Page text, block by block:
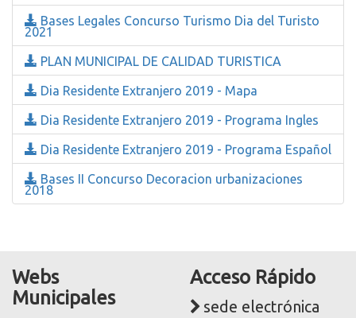
Bases Legales Concurso Turismo Dia del Turisto
2021
PLAN MUNICIPAL DE CALIDAD TURISTICA
Dia Residente Extranjero 2019 - Mapa
Dia Residente Extranjero 2019 - Programa Ingles
Dia Residente Extranjero 2019 - Programa Español
Bases II Concurso Decoracion urbanizaciones
2018
Webs
Municipales
Acceso Rápido
sede electrónica